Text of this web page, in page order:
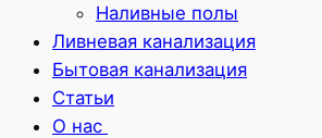
Наливные полы
Ливневая канализация
Бытовая канализация
Статьи
О нас